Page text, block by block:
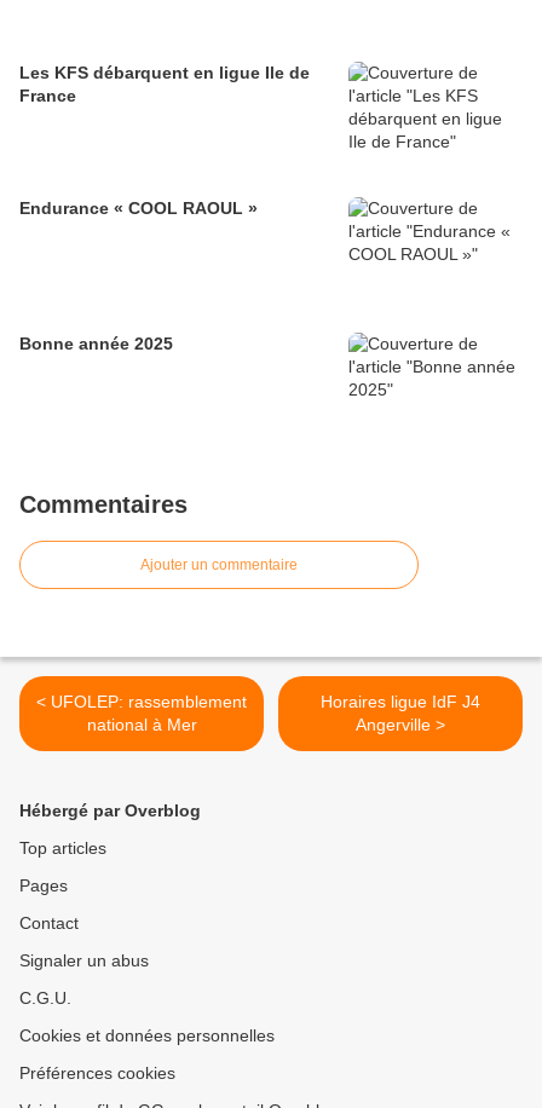
Les KFS débarquent en ligue Ile de
France
Endurance « COOL RAOUL »
Bonne année 2025
Commentaires
Ajouter un commentaire
< UFOLEP: rassemblement
national à Mer
Horaires ligue IdF J4
Angerville >
Hébergé par Overblog
Top articles
Pages
Contact
Signaler un abus
C.G.U.
Cookies et données personnelles
Préférences cookies